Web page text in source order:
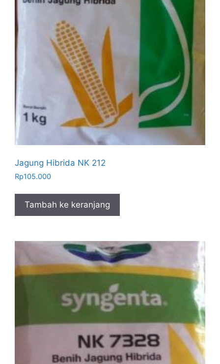
Jagung Hibrida NK 212
Rp105.000
Tambah ke keranjang